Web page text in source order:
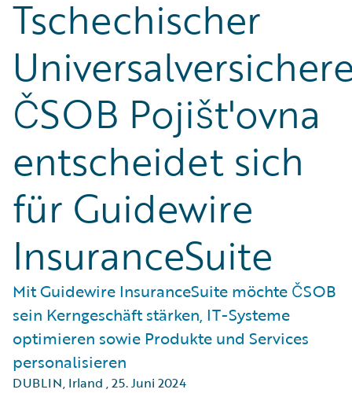
Tschechischer
ČSOB Pojišt'ovna
entscheidet sich
für Guidewire
InsuranceSuite
Mit Guidewire InsuranceSuite möchte ČSOB
sein Kerngeschäft stärken, IT-Systeme
optimieren sowie Produkte und Services
personalisieren
DUBLIN, Irland ,25. Juni 2024